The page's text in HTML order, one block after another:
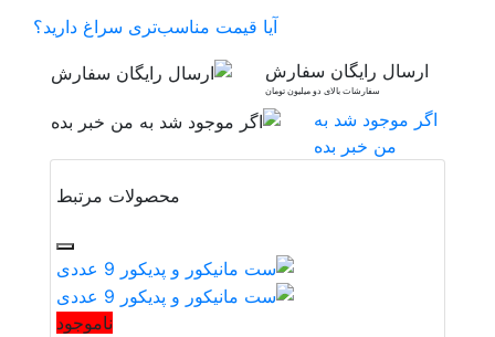
آیا قیمت مناسب‌تری سراغ دارید؟
ارسال رایگان سفارش
سفارشات بالای دو میلیون تومان
اگر موجود شد به
من خبر بده
محصولات مرتبط
ناموجود